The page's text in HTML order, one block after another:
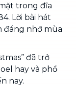
trong đĩa
Lời bài hát
đáng nhớ mùa
đã trở
hay và phổ
nay.